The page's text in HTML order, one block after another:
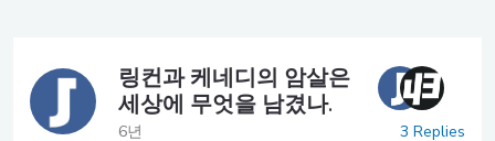
링컨과 케네디의 암살은
세상에 무엇을 남겼나.
6년 3 Replies